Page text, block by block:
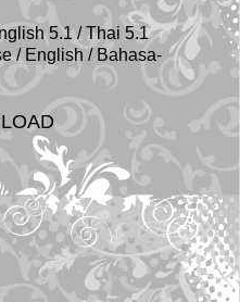
5.1 / Thai 5.1
/ English / Bahasa-